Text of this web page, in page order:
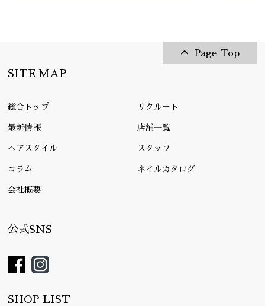
Page Top
SITE MAP
総合トップ リクルート
最新情報 店舗一覧
ヘアスタイル スタッフ
コラム ネイルカタログ
会社概要
公式SNS
SHOP LIST